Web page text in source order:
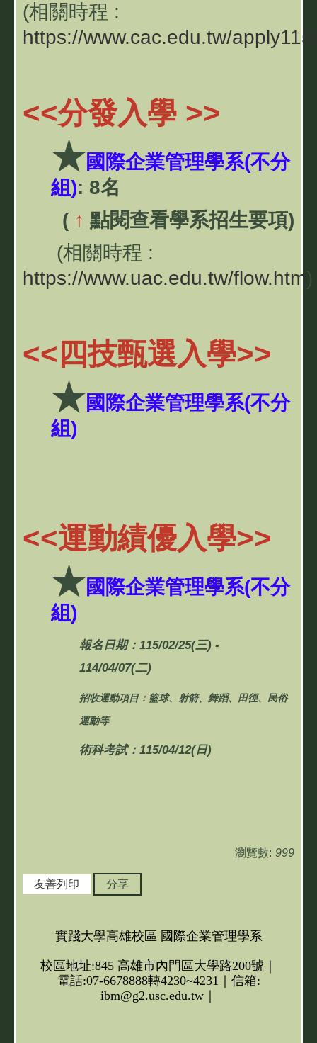
(相關時程 :
https://www.cac.edu.tw/
<<分發入學 >>
★國際企業管理學系(不分
組): 8名
( ↑ 點閱查看學系招生要項)
(相關時程 :
https://www.uac.edu.tw/flow.htm
<< 四技甄選入學>>
★國際企業管理學系(不分
組)
<<運動績優入學>>
★國際企業管理學系(不分
組)
報名日期：115/02/25(三) -
114/04/07(二)
招收運動項目：籃球、射箭、舞蹈、田徑、民俗
運動等
術科考試：115/04/12(日)
瀏覽數: 999
友善列印 分享
實踐大學高雄校區 國際企業管理學系
校區地址:845 高雄市內門區大學路200號｜
電話:07-6678888轉4230~4231｜信箱:
ibm@g2.usc.edu.tw｜